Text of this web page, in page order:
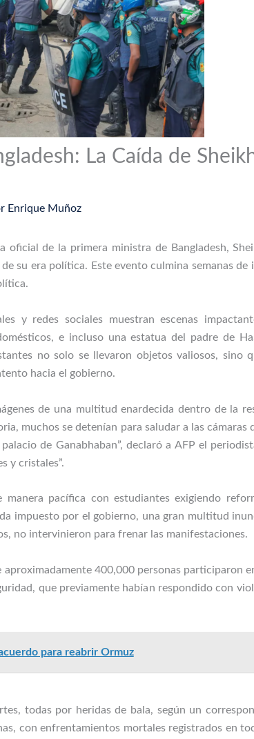
La Caída de
Enrique Muñoz
oficial de la primera ministra de Bangladesh,
su era política. Este evento culmina semanas
y redes sociales muestran escenas
e incluso una estatua del padre de
no solo se llevaron objetos valiosos, sino
hacia el gobierno.
de una multitud enardecida dentro de la
muchos se detenían para saludar a las
de Ganabhaban”, declaró a AFP el
y cristales”.
manera pacífica con estudiantes exigiendo
impuesto por el gobierno, una gran multitud
no intervinieron para frenar las manifestaciones.
400,000 personas participaron
que previamente habían respondido con
para reabrir Ormuz
todas por heridas de bala, según un
con enfrentamientos mortales registrados en